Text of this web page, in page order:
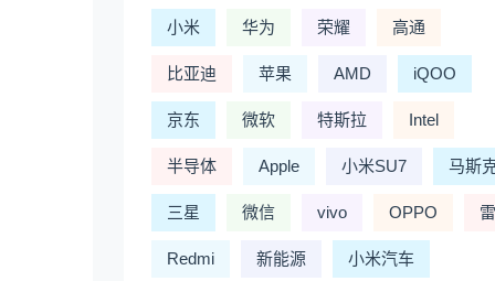
小米 华为 荣耀 高通
比亚迪 苹果 AMD iQOO
京东 微软 特斯拉 Intel
半导体 Apple 小米SU7 马斯
三星 微信 vivo OPPO
Redmi 新能源 小米汽车